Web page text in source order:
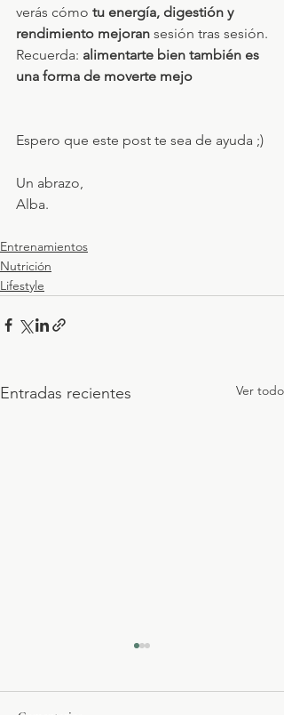
verás cómo tu energía, digestión y
rendimiento mejoran sesión tras sesión.
Recuerda: alimentarte bien también es
una forma de moverte mejo
Espero que este post te sea de ayuda ;)
Un abrazo,
Alba.
Entrenamientos
Nutrición
Lifestyle
Entradas recientes Ver todo